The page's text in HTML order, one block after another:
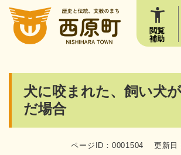
メニューを飛ばして本文へ
閲覧
補助
犬に咬まれた、飼い犬
だ場合
ページID：0001504 更新日